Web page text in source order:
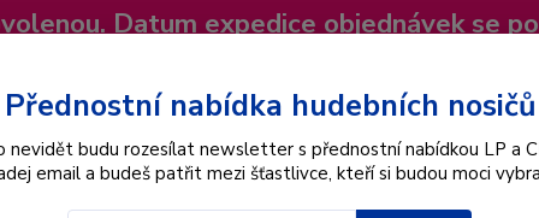
Datum expedice objednávek se
Hledat
Přednostní nabídka hudebních nosičů
nevidět budu rozesílat newsletter s přednostní nabídkou LP a
email a budeš patřit mezi šťastlivce, kteří si budou moci